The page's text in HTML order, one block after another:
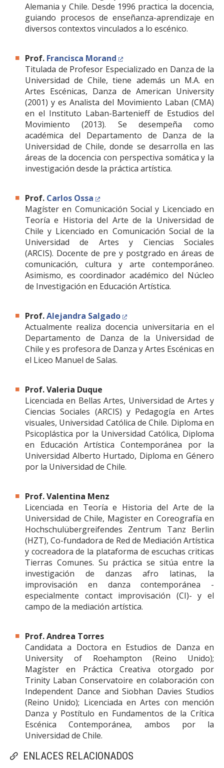
ENLACES RELACIONADOS
Alemania y Chile. Desde 1996 practica la docencia,
guiando procesos de enseñanza-aprendizaje en
diversos contextos vinculados a lo escénico.
Prof. Francisca Morand
Titulada de Profesor Especializado en Danza de la
Universidad de Chile, tiene además un M.A. en
Artes Escénicas, Danza de American University
(2001) y es Analista del Movimiento Laban (CMA)
en el Instituto Laban-Bartenieff de Estudios del
Movimiento (2013). Se desempeña como
académica del Departamento de Danza de la
Universidad de Chile, donde se desarrolla en las
áreas de la docencia con perspectiva somática y la
investigación desde la práctica artística.
Prof. Carlos Ossa
Magíster en Comunicación Social y Licenciado en
Teoría e Historia del Arte de la Universidad de
Chile y Licenciado en Comunicación Social de la
Universidad de Artes y Ciencias Sociales
(ARCIS). Docente de pre y postgrado en áreas de
comunicación, cultura y arte contemporáneo.
Asimismo, es coordinador académico del Núcleo
de Investigación en Educación Artística.
Prof.Alejandra Salgado
Actualmente realiza docencia universitaria en el
Departamento de Danza de la Universidad de
Chile y es profesora de Danza y Artes Escénicas en
el Liceo Manuel de Salas.
Prof. Valeria Duque
Licenciada en Bellas Artes, Universidad de Artes y
Ciencias Sociales (ARCIS) y Pedagogía en Artes
visuales, Universidad Católica de Chile. Diploma en
Psicoplástica por la Universidad Católica, Diploma
en Educación Artística Contemporánea por la
Universidad Alberto Hurtado, Diploma en Género
por la Universidad de Chile.
Prof. Valentina Menz
Licenciada en Teoría e Historia del Arte de la
Universidad de Chile, Magister en Coreografía en
Hochschulübergreifendes Zentrum Tanz Berlin
(HZT), Co-fundadora de Red de Mediación Artística
y cocreadora de la plataforma de escuchas criticas
Tierras Comunes. Su práctica se sitúa entre la
investigación de danzas afro latinas, la
improvisación en danza contemporánea -
especialmente contact improvisación (CI)- y el
campo de la mediación artística.
Prof. Andrea Torres
Candidata a Doctora en Estudios de Danza en
University of Roehampton (Reino Unido);
Magíster en Práctica Creativa otorgado por
Trinity Laban Conservatoire en colaboración con
Independent Dance and Siobhan Davies Studios
(Reino Unido); Licenciada en Artes con mención
Danza y Postítulo en Fundamentos de la Crítica
Escénica Contemporánea, ambos por la
Universidad de Chile.